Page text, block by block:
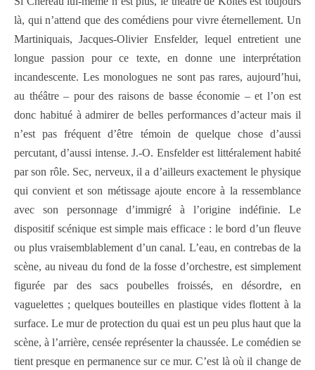
là, qui n’attend que des comédiens pour vivre éternellement. Un
Martiniquais, Jacques-Olivier Ensfelder, lequel entretient une
longue passion pour ce texte, en donne une interprétation
incandescente. Les monologues ne sont pas rares, aujourd’hui,
au théâtre – pour des raisons de basse économie – et l’on est
donc habitué à admirer de belles performances d’acteur mais il
n’est pas fréquent d’être témoin de quelque chose d’aussi
percutant, d’aussi intense. J.-O. Ensfelder est littéralement habité
par son rôle. Sec, nerveux, il a d’ailleurs exactement le physique
qui convient et son métissage ajoute encore à la ressemblance
avec son personnage d’immigré à l’origine indéfinie. Le
dispositif scénique est simple mais efficace : le bord d’un fleuve
ou plus vraisemblablement d’un canal. L’eau, en contrebas de la
scène, au niveau du fond de la fosse d’orchestre, est simplement
figurée par des sacs poubelles froissés, en désordre, en
vaguelettes ; quelques bouteilles en plastique vides flottent à la
surface. Le mur de protection du quai est un peu plus haut que la
scène, à l’arrière, censée représenter la chaussée. Le comédien se
tient presque en permanence sur ce mur. C’est là où il change de